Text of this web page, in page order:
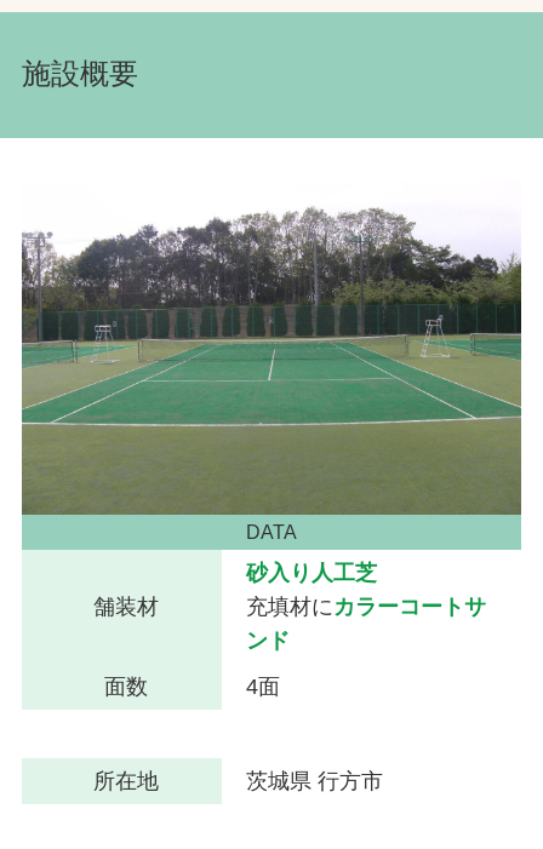
施設概要
DATA
舗装材
砂入り人工芝
充填材にカラーコートサ
ンド
面数
4面
所在地 茨城県 行方市